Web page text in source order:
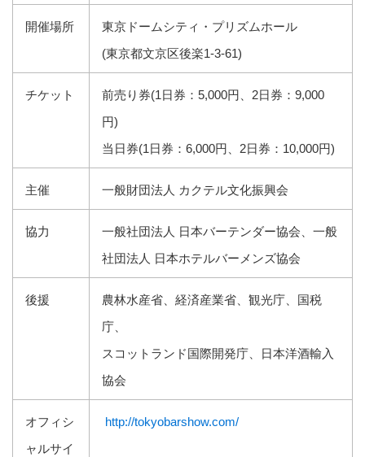
開催場所
東京ドームシティ・プリズムホール
(東京都文京区後楽1-3-61)
チケット
前売り券(1日券：5,000円、2日券：9,000
円)
当日券(1日券：6,000円、2日券：10,000円)
主催 一般財団法人 カクテル文化振興会
協力
一般社団法人 日本バーテンダー協会、一般
社団法人 日本ホテルバーメンズ協会
後援
農林水産省、経済産業省、観光庁、国税
庁、
スコットランド国際開発庁、日本洋酒輸入
協会
オフィシ
ャルサイ
http://tokyobarshow.com/